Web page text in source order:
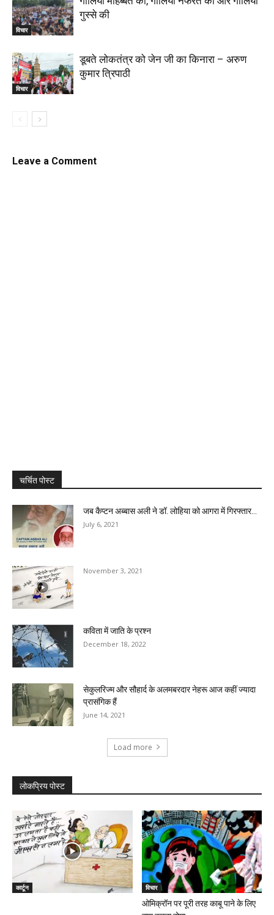
विचार
गुस्से की
विचार
डूबते लोकतंत्र को जेन जी का किनारा – अरुण
कुमार त्रिपाठी
Leave a Comment
चर्चित पोस्ट
जब कैप्टन अब्बास अली ने डॉ. लोहिया को आगरा में गिरफ्तार...
July 6, 2021
November 3, 2021
कविता में जाति के प्रश्‍न
December 18, 2022
सेकुलरिज्म और सौहार्द के अलमबरदार नेहरू आज कहीं ज्यादा
प्रासंगिक हैं
June 14, 2021
Load more
लोकप्रिय पोस्ट
कार्टून विचार
ओमिक्रॉन पर पूरी तरह काबू पाने के लिए